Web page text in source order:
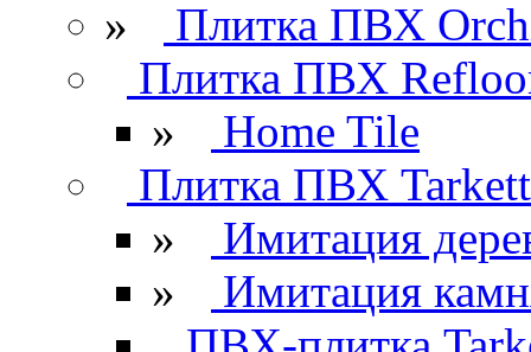
»
Плитка ПВХ
Плитка ПВХ
»
Home Tile
Плитка ПВХ Tarkett
»
Имитация
»
Имитация